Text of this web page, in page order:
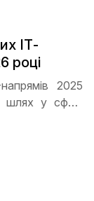
ІТ-
році
2025
у сфері